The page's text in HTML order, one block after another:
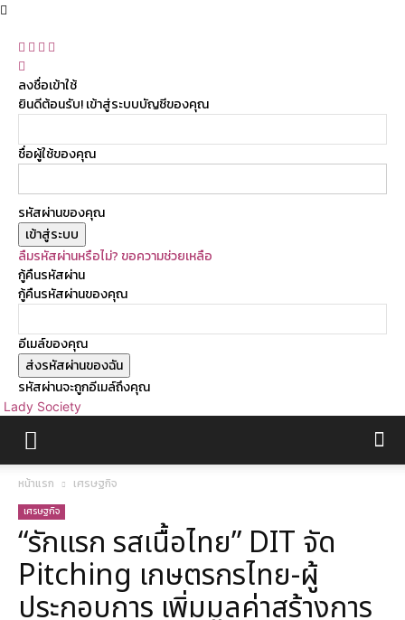
ลงชื่อเข้าใช้
ยินดีต้อนรับ! เข้าสู่ระบบบัญชีของคุณ
ชื่อผู้ใช้ของคุณ
รหัสผ่านของคุณ
ลืมรหัสผ่านหรือไม่? ขอความช่วยเหลือ
กู้คืนรหัสผ่าน
กู้คืนรหัสผ่านของคุณ
อีเมล์ของคุณ
รหัสผ่านจะถูกอีเมล์ถึงคุณ
Lady Society
หน้าแรก เศรษฐกิจ
เศรษฐกิจ
“รักแรก รสเนื้อไทย” DIT จัด
Pitching เกษตรกรไทย-ผู้
ประกอบการ เพิ่มมูลค่าสร้างการ